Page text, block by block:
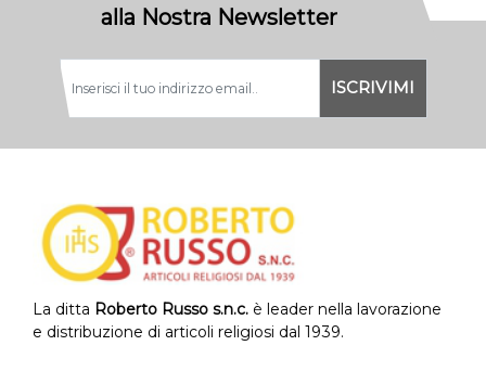
alla Nostra Newsletter
La ditta Roberto Russo s.n.c. è leader nella lavorazione
e distribuzione di articoli religiosi dal 1939.